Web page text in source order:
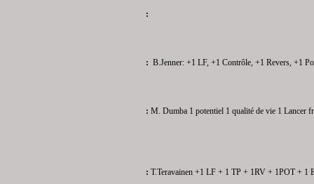
:
: B.Jenner: +1 LF, +1 Contrôle, +1 Revers, +1
: M. Dumba 1 potentiel 1 qualité de vie 1 Lancer
: T.Teravainen +1 LF + 1 TP + 1RV + 1POT + 1